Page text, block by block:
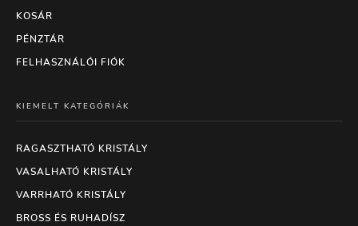
KOSÁR
PÉNZTÁR
FELHASZNÁLÓI FIÓK
KIEMELT KATEGÓRIÁK
RAGASZTHATÓ KRISTÁLY
VASALHATÓ KRISTÁLY
VARRHATÓ KRISTÁLY
BROSS ÉS RUHADÍSZ